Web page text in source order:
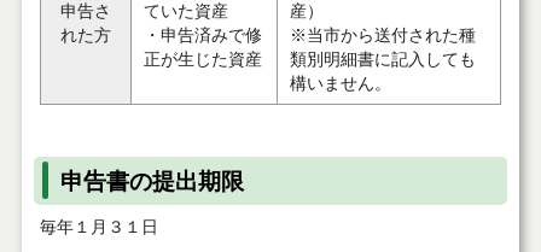
申告さ
れた方
ていた資産
・申告済みで修
正が生じた資産
産）
※当市から送付された種
類別明細書に記入しても
構いません。
申告書の提出期限
毎年１月３１日